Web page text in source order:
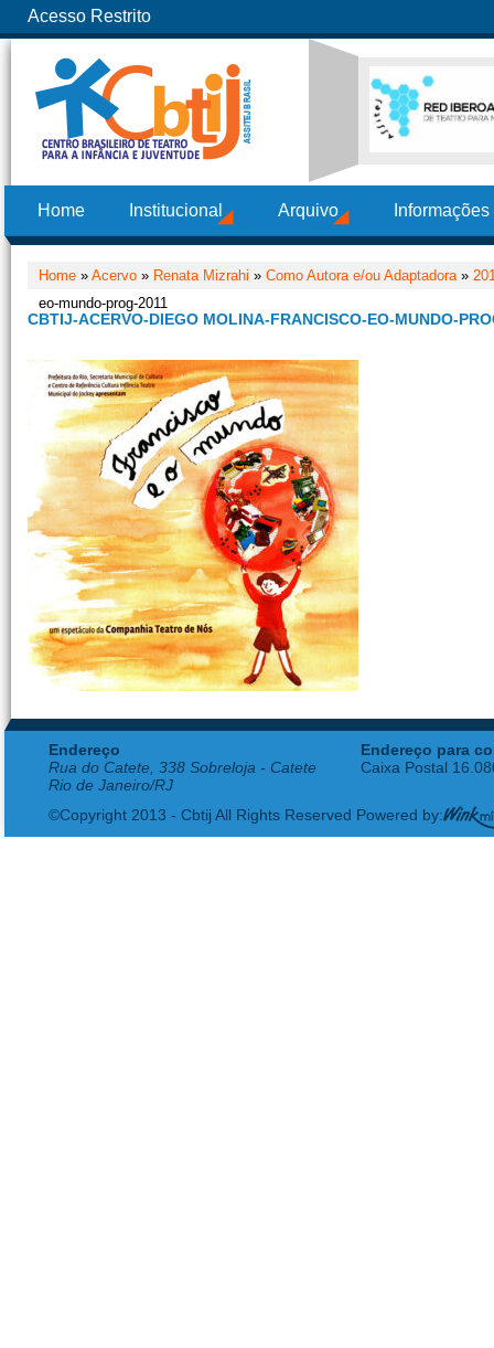
Acesso Restrito
Home Institucional Arquivo
Home » Acervo » Renata Mizrahi » Como Autora e/ou Adaptadora»
eo-mundo-prog-2011
CBTIJ-ACERVO-DIEGO MOLINA-FRANCISCO-EO-MUNDO-
Endereço
Rua do Catete, 338 Sobreloja - Catete
Rio de Janeiro/RJ
Endereço para
Caixa Postal
©Copyright 2013 - Cbtij All Rights Reserved Powered by: